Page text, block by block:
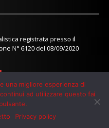
registrata presso il
N° 6120 del 08/09/2020
-Privacy Policy Cookie Policy
una migliore esperienza di
ad utilizzare questo fai
Privacy policy